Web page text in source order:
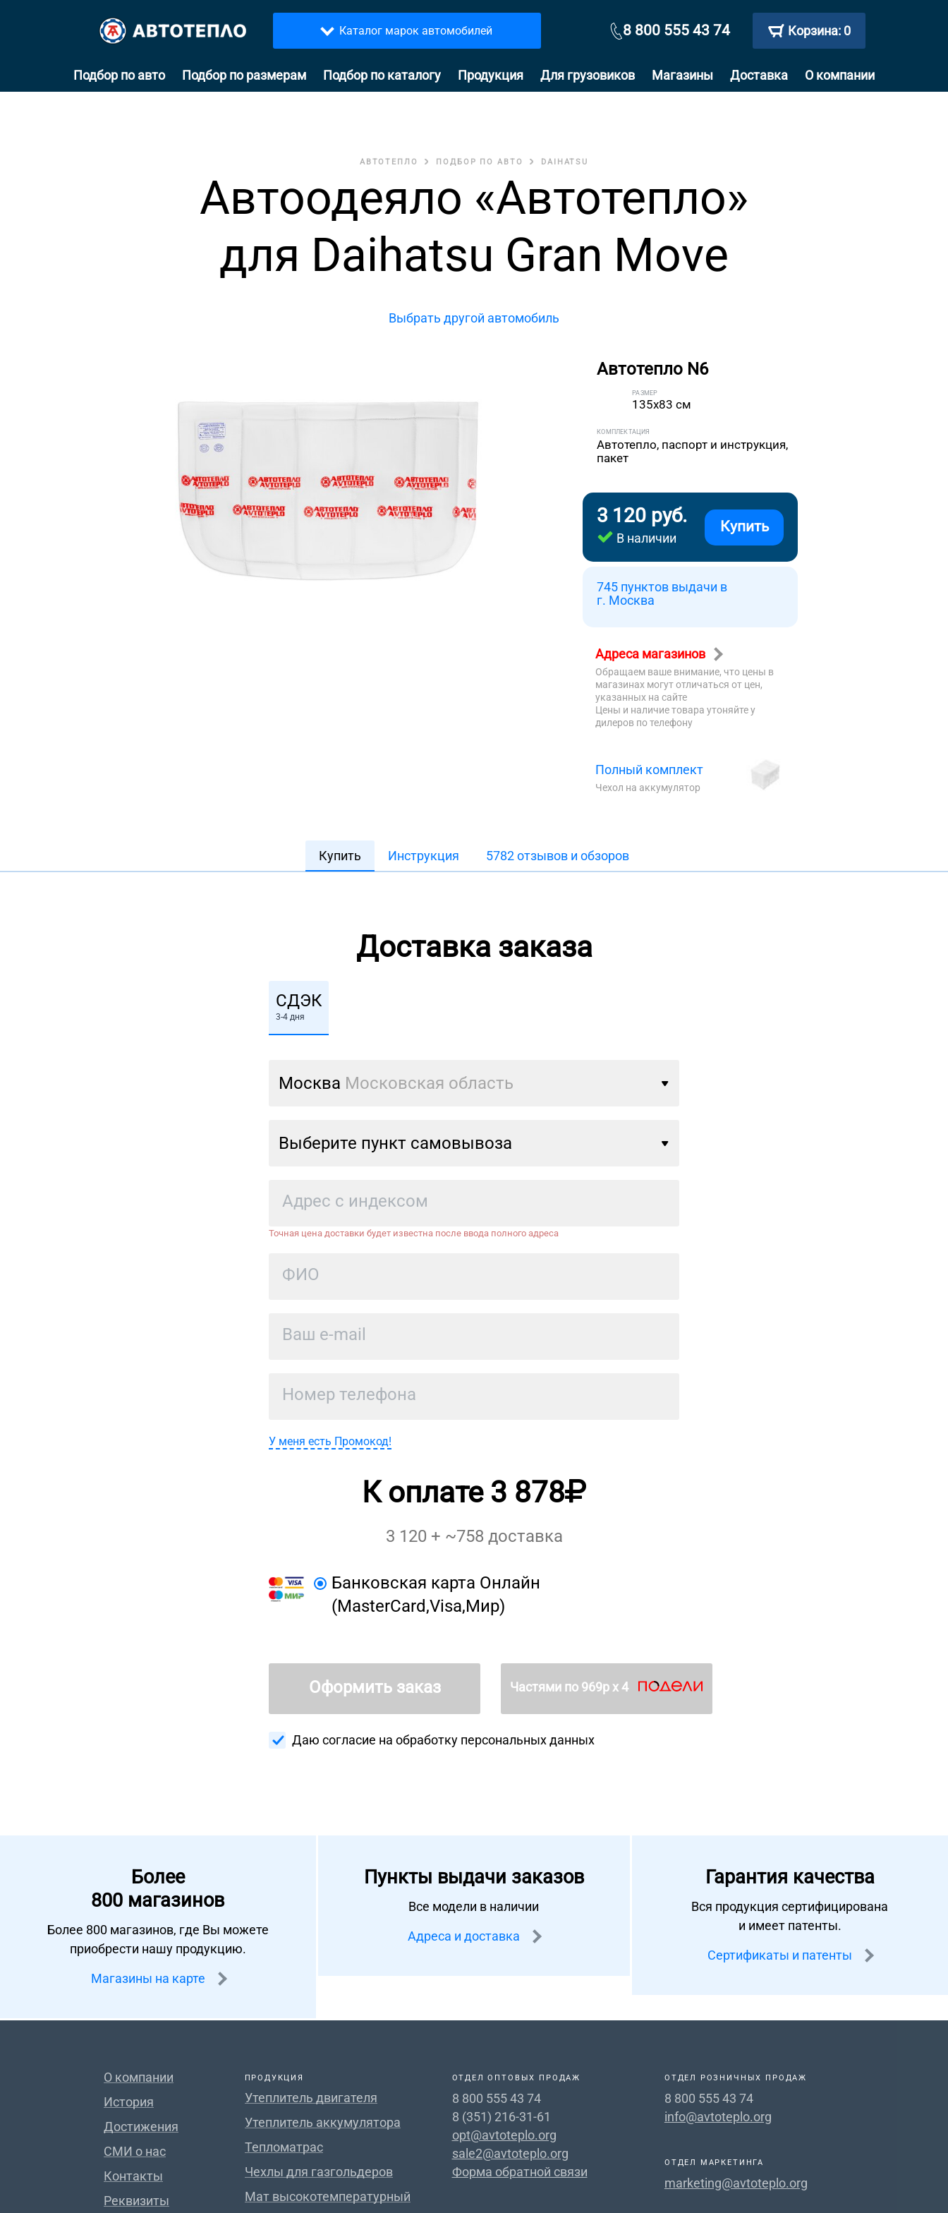
Каталог марок автомобилей 8 800 555 43 74 Корзина: 0
Подбор по авто Подбор по размерам Подбор по каталогу Продукция Для грузовиков Магазины Доставка О компании
АВТОТЕПЛО ПОДБОР ПО АВТО DAIHATSU
Автоодеяло «Автотепло»
для Daihatsu Gran Move
Выбрать другой автомобиль
Автотепло N6
РАЗМЕР
135x83 см
КОМПЛЕКТАЦИЯ
Автотепло, паспорт и инструкция,
пакет
3 120 руб.
В наличии
Купить
745 пунктов выдачи в
г. Москва
Адреса магазинов
Обращаем ваше внимание, что цены в
магазинах могут отличаться от цен,
указанных на сайте
Цены и наличие товара утоняйте у
дилеров по телефону
Полный комплект
Чехол на аккумулятор
Купить Инструкция 5782 отзывов и обзоров
Доставка заказа
СДЭК
3-4 дня
Москва Московская область
Выберите пункт самовывоза
Точная цена доставки будет известна после ввода полного адреса
У меня есть Промокод!
К оплате 3 878
3 120 + ~758 доставка
Банковская карта Онлайн
(MasterCard,Visa,Мир)
Оформить заказ Частями по 969р х 4
Даю согласие на обработку персональных данных
Более
800 магазинов
Более 800 магазинов, где Вы можете
приобрести нашу продукцию.
Магазины на карте
Пункты выдачи заказов
Все модели в наличии
Адреса и доставка
Гарантия качества
Вся продукция сертифицирована
и имеет патенты.
Сертификаты и патенты
О компании
История
Достижения
СМИ о нас
Контакты
Реквизиты
ПРОДУКЦИЯ
Утеплитель двигателя
Утеплитель аккумулятора
Тепломатрас
Чехлы для газгольдеров
Мат высокотемпературный
ОТДЕЛ ОПТОВЫХ ПРОДАЖ
8 800 555 43 74
8 (351) 216-31-61
opt@avtoteplo.org
sale2@avtoteplo.org
Форма обратной связи
ОТДЕЛ РОЗНИЧНЫХ ПРОДАЖ
8 800 555 43 74
info@avtoteplo.org
ОТДЕЛ МАРКЕТИНГА
marketing@avtoteplo.org